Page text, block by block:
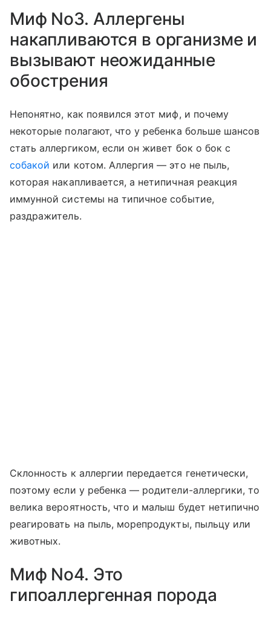
Миф No3. Аллергены
накапливаются в организме и
вызывают неожиданные
обострения
Непонятно, как появился этот миф, и почему
некоторые полагают, что у ребенка больше шансов
стать аллергиком, если он живет бок о бок с
собакой или котом. Аллергия — это не пыль,
которая накапливается, а нетипичная реакция
иммунной системы на типичное событие,
раздражитель.
Склонность к аллергии передается генетически,
поэтому если у ребенка — родители-аллергики, то
велика вероятность, что и малыш будет нетипично
реагировать на пыль, морепродукты, пыльцу или
животных.
Миф No4. Это
гипоаллергенная порода